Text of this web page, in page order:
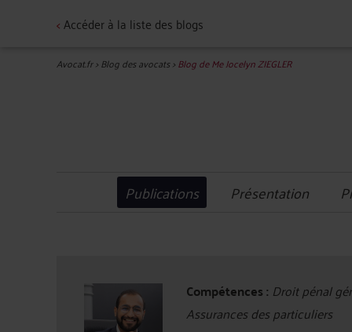
<Accéder à la liste des blogs
Avocat.fr>Blog des avocats>Blog de Me Jocelyn ZIEGLER
Publications Présentation
Compétences : Droit pénal
Assurances des particuliers